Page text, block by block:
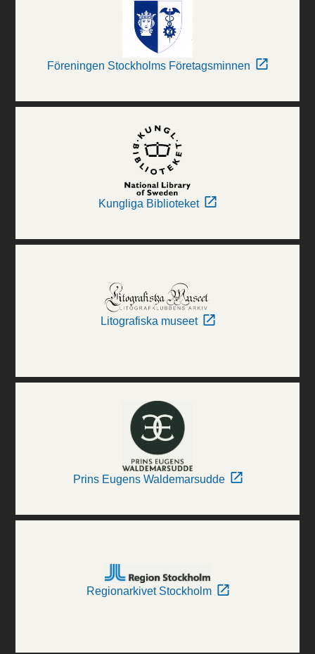
Föreningen Stockholms Företagsminnen
Kungliga Biblioteket
Litografiska museet
Prins Eugens Waldemarsudde
Regionarkivet Stockholm